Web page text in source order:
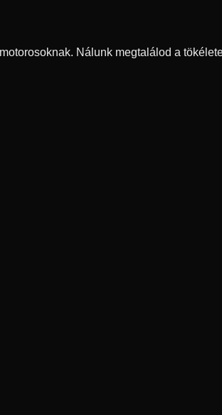
Nálunk megtalálod a